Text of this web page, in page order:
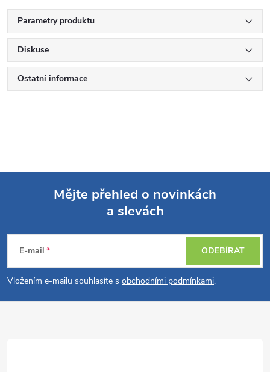
Parametry produktu
Diskuse
Ostatní informace
p
a
Mějte přehled o novinkách
a slevách
E-mail
Vložením e-mailu souhlasíte s obchodními podmínkami.
ODEBÍRAT